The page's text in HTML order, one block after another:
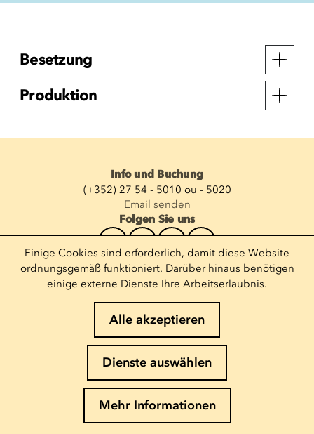
Besetzung
Produktion
Info und Buchung
(+352) 27 54 - 5010 ou - 5020
Email senden
Folgen Sie uns
Newsletter abonnieren
E-Mail eingeben
Cookies-Richtlinie
Datenschutz
Einige Cookies sind erforderlich, damit diese Website
ordnungsgemäß funktioniert. Darüber hinaus benötigen
einige externe Dienste Ihre Arbeitserlaubnis.
Alle akzeptieren
Dienste auswählen
Mehr Informationen